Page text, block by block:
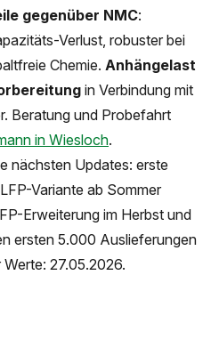
gegenüber NMC:
Verlust, robuster bei
Chemie. Anhängelast
in Verbindung mit
Beratung und Probefahrt
in Wiesloch.
nächsten Updates: erste
Variante ab Sommer
Erweiterung im Herbst und
ersten 5.000 Auslieferungen
27.05.2026.